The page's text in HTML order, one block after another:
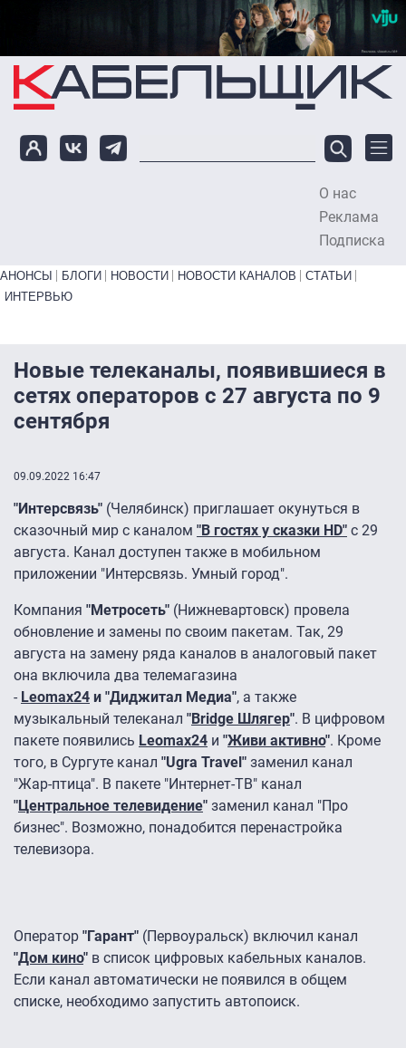
Перейти к основному содержанию
О нас
Реклама
Подписка
Primary links bottom
АНОНСЫ БЛОГИ НОВОСТИ НОВОСТИ КАНАЛОВ
СТАТЬИ
ИНТЕРВЬЮ
Новые телеканалы, появившиеся в
сетях операторов с 27 августа по 9
сентября
09.09.2022 16:47
"Интерсвязь" (Челябинск) приглашает окунуться в
сказочный мир с каналом "В гостях у сказки HD" с 29
августа. Канал доступен также в мобильном
приложении "Интерсвязь. Умный город".
Компания "Метросеть" (Нижневартовск) провела
обновление и замены по своим пакетам. Так, 29
августа на замену ряда каналов в аналоговый пакет
она включила два телемагазина
- Leomax24 и "Диджитал Медиа", а также
музыкальный телеканал "Bridge Шлягер". В цифровом
пакете появились Leomax24 и "Живи активно". Кроме
того, в Сургуте канал "Ugra Travel" заменил канал
"Жар-птица". В пакете "Интернет-ТВ" канал
"Центральное телевидение" заменил канал "Про
бизнес". Возможно, понадобится перенастройка
телевизора.
Оператор "Гарант" (Первоуральск) включил канал
"Дом кино" в список цифровых кабельных каналов.
Если канал автоматически не появился в общем
списке, необходимо запустить автопоиск.